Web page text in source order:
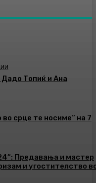
Топиќ и Ана
срце те носиме“ на 7
Предавања и мастер
и угостителство